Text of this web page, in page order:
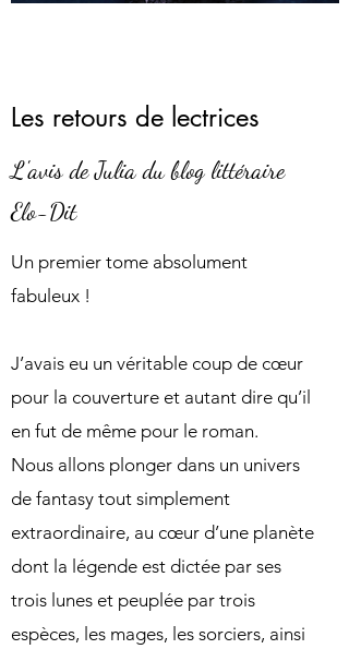
Les retours de lectrices
L'avis de Julia du blog littéraire
Elo-Dit
Un premier tome absolument
fabuleux !
J’avais eu un véritable coup de cœur
pour la couverture et autant dire qu’il
en fut de même pour le roman.
Nous allons plonger dans un univers
de fantasy tout simplement
extraordinaire, au cœur d’une planète
dont la légende est dictée par ses
trois lunes et peuplée par trois
espèces, les mages, les sorciers, ainsi